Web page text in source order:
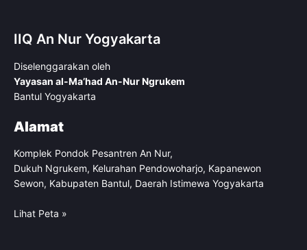
IIQ An Nur Yogyakarta
Diselenggarakan oleh
Yayasan al-Ma’had An-Nur Ngrukem
Bantul Yogyakarta
Alamat
Komplek Pondok Pesantren An Nur,
Dukuh Ngrukem, Kelurahan Pendowoharjo, Kapanewon
Sewon, Kabupaten Bantul, Daerah Istimewa Yogyakarta
Lihat Peta »